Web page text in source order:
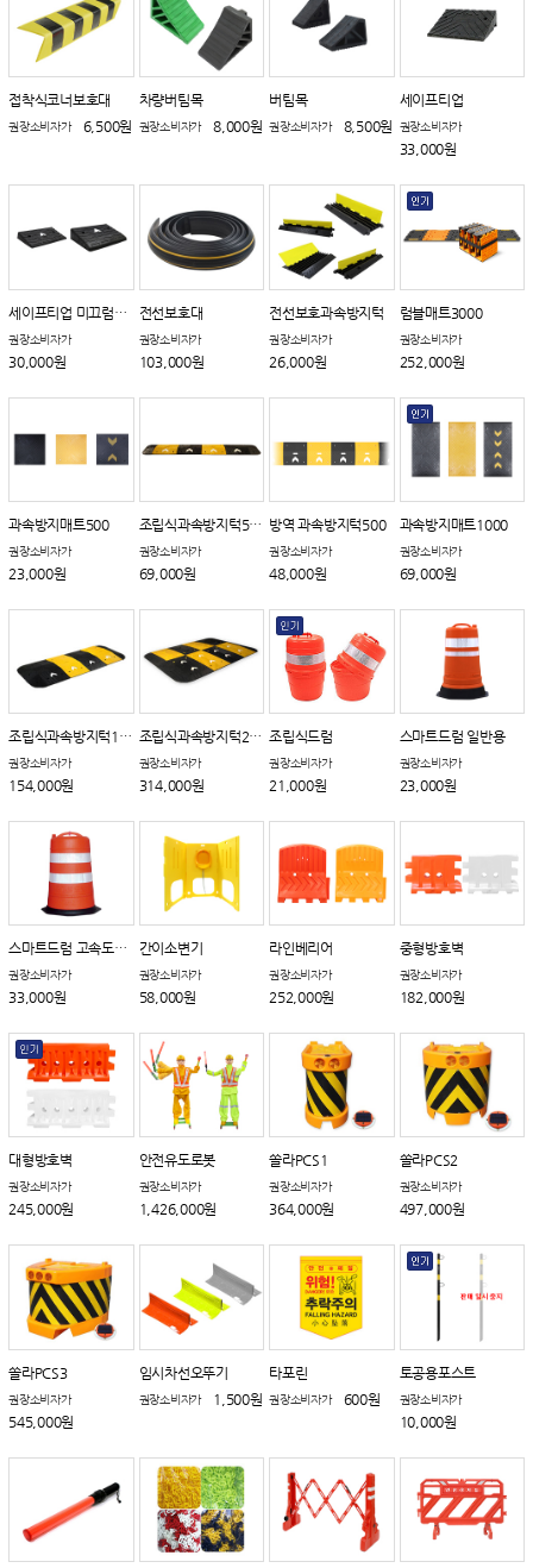
접착식코너보호대
권장소비자가 6,500원
차량버팀목
권장소비자가 8,000원
버팀목
권장소비자가 8,500원
세이프티업
권장소비자가
33,000원
세이프티업 미끄럼방지
권장소비자가
30,000원
전선보호대
권장소비자가
103,000원
전선보호과속방지턱
권장소비자가
26,000원
럼블매트3000
권장소비자가
252,000원
과속방지매트500
권장소비자가
23,000원
조립식과속방지턱500
권장소비자가
69,000원
방역 과속방지턱500
권장소비자가
48,000원
과속방지매트1000
권장소비자가
69,000원
조립식과속방지턱1000
권장소비자가
154,000원
조립식과속방지턱2000
권장소비자가
314,000원
조립식드럼
권장소비자가
21,000원
스마트드럼 일반용
권장소비자가
23,000원
스마트드럼 고속도로용
권장소비자가
33,000원
간이소변기
권장소비자가
58,000원
라인베리어
권장소비자가
252,000원
중형방호벽
권장소비자가
182,000원
대형방호벽
권장소비자가
245,000원
안전유도로봇
권장소비자가
1,426,000원
쏠라PCS1
권장소비자가
364,000원
쏠라PCS2
권장소비자가
497,000원
쏠라PCS3
권장소비자가
545,000원
임시차선오뚜기
권장소비자가 1,500원
타포린
권장소비자가 600원
토공용포스트
권장소비자가
10,000원